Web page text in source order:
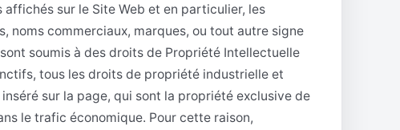
sur le Site Web et en particulier, les
noms commerciaux, marques, ou tout autre signe
soumis à des droits de Propriété Intellectuelle
tous les droits de propriété industrielle et
sur la page, qui sont la propriété exclusive de
le trafic économique. Pour cette raison,